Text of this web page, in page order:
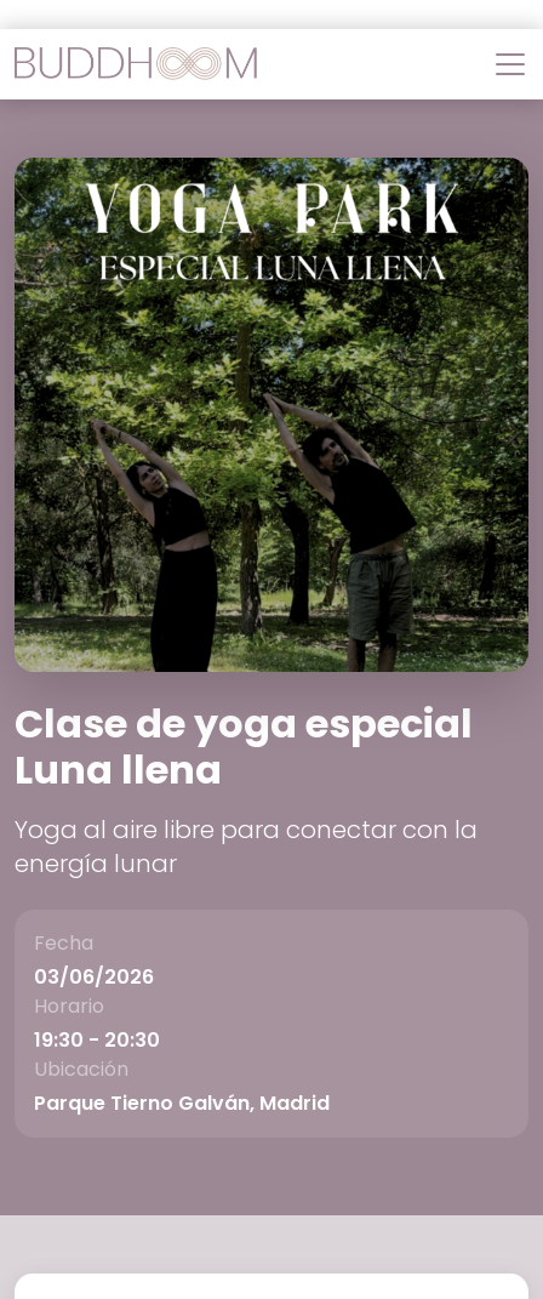
Clase de yoga especial
Luna llena
Yoga al aire libre para conectar con la
energía lunar
Fecha
03/06/2026
Horario
19:30 - 20:30
Ubicación
Parque Tierno Galván, Madrid